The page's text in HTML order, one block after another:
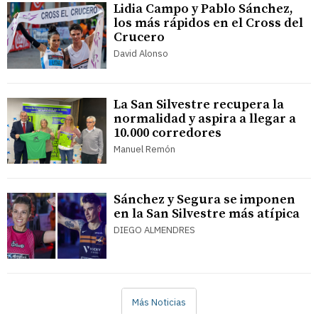
Lidia Campo y Pablo Sánchez,
los más rápidos en el Cross del
Crucero
David Alonso
La San Silvestre recupera la
normalidad y aspira a llegar a
10.000 corredores
Manuel Remón
Sánchez y Segura se imponen
en la San Silvestre más atípica
DIEGO ALMENDRES
Más Noticias